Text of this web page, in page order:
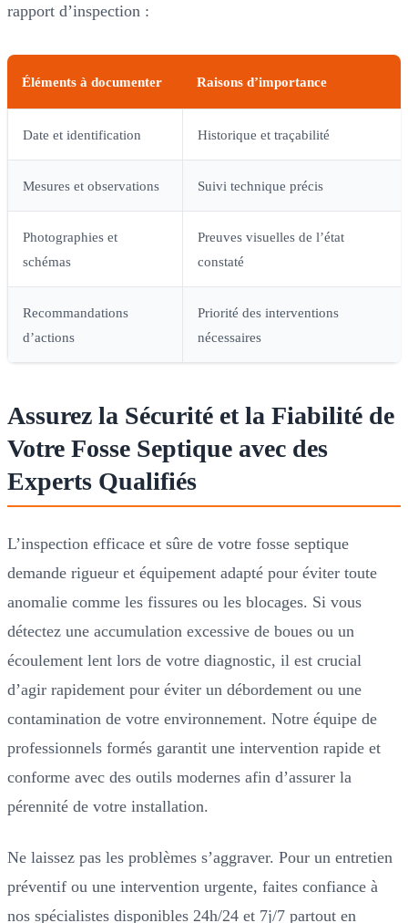
rapport d’inspection :
Éléments à documenter Raisons d’importance
Date et identification Historique et traçabilité
Mesures et observations Suivi technique précis
Photographies et
schémas
Preuves visuelles de l’état
constaté
Recommandations
d’actions
Priorité des interventions
nécessaires
Assurez la Sécurité et la Fiabilité de
Votre Fosse Septique avec des
Experts Qualifiés
L’inspection efficace et sûre de votre fosse septique
demande rigueur et équipement adapté pour éviter toute
anomalie comme les fissures ou les blocages. Si vous
détectez une accumulation excessive de boues ou un
écoulement lent lors de votre diagnostic, il est crucial
d’agir rapidement pour éviter un débordement ou une
contamination de votre environnement. Notre équipe de
professionnels formés garantit une intervention rapide et
conforme avec des outils modernes afin d’assurer la
pérennité de votre installation.
Ne laissez pas les problèmes s’aggraver. Pour un entretien
préventif ou une intervention urgente, faites confiance à
nos spécialistes disponibles 24h/24 et 7j/7 partout en